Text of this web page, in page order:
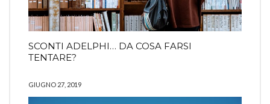
SCONTI ADELPHI… DA COSA FARSI
TENTARE?
GIUGNO 27, 2019